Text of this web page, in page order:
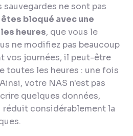
sauvegardes ne sont pas
bloqué avec une
heures, que vous le
ne modifiez pas beaucoup
vos journées, il peut-être
toutes les heures : une fois
votre NAS n'est pas
quelques données,
réduit considérablement la